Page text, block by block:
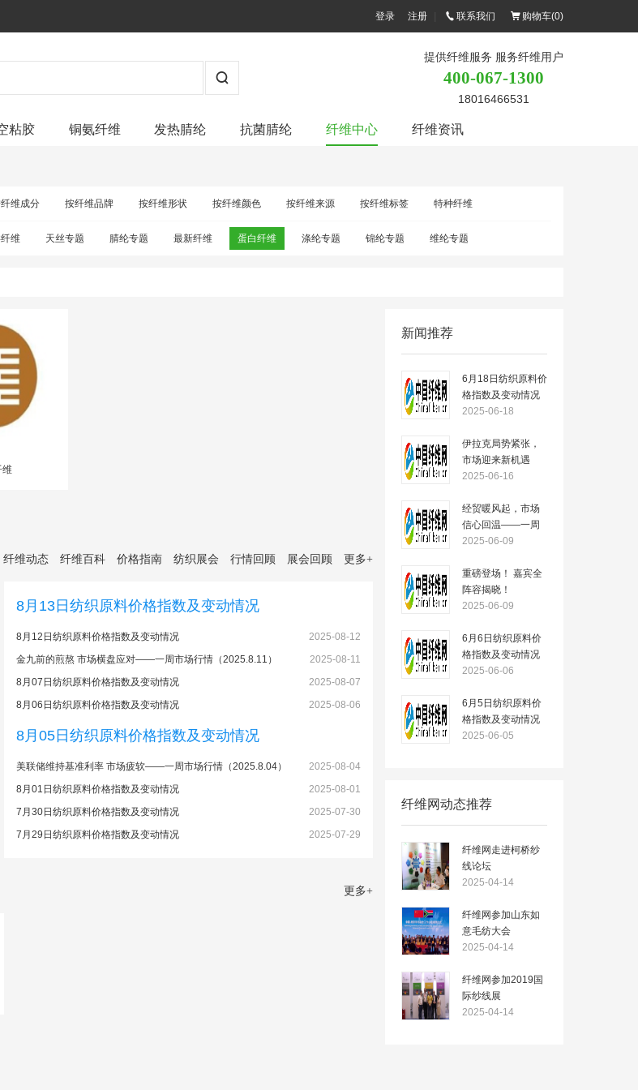
登录 注册 联系我们 购物车(0)
提供纤维服务 服务纤维用户
400-067-1300
18016466531
粘胶 铜氨纤维 发热腈纶 抗菌腈纶 纤维中心 纤维资讯
维成分 按纤维品牌 按纤维形状 按纤维颜色 按纤维来源 按纤维标签 特种纤维
维 天丝专题 腈纶专题 最新纤维 蛋白纤维 涤纶专题 锦纶专题 维纶专题
维
纤维动态 纤维百科 价格指南 纺织展会 行情回顾 展会回顾 更多+
8月13日纺织原料价格指数及变动情况
2025-08-12
8月12日纺织原料价格指数及变动情况
2025-08-11
金九前的煎熬 市场横盘应对——一周市场行情（2025.8.11）
2025-08-07
8月07日纺织原料价格指数及变动情况
2025-08-06
8月06日纺织原料价格指数及变动情况
8月05日纺织原料价格指数及变动情况
2025-08-04
美联储维持基准利率 市场疲软——一周市场行情（2025.8.04）
2025-08-01
8月01日纺织原料价格指数及变动情况
2025-07-30
7月30日纺织原料价格指数及变动情况
2025-07-29
7月29日纺织原料价格指数及变动情况
更多+
新闻推荐
6月18日纺织原料价
格指数及变动情况
2025-06-18
伊拉克局势紧张，
市场迎来新机遇
——一周市场行情
2025-06-16
经贸暖风起，市场
信心回温——一周
市场行情
2025-06-09
重磅登场！ 嘉宾全
阵容揭晓！
2025-06-09
6月6日纺织原料价
格指数及变动情况
2025-06-06
6月5日纺织原料价
格指数及变动情况
2025-06-05
纤维网动态推荐
纤维网走进柯桥纱
线论坛
2025-04-14
纤维网参加山东如
意毛纺大会
2025-04-14
纤维网参加2019国
际纱线展
2025-04-14